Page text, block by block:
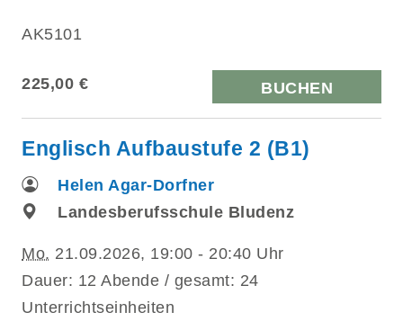
AK5101
225,00 € BUCHEN
Englisch Aufbaustufe 2 (B1)
Helen Agar-Dorfner
Landesberufsschule Bludenz
Mo. 21.09.2026, 19:00 - 20:40 Uhr
Dauer: 12 Abende / gesamt: 24
Unterrichtseinheiten